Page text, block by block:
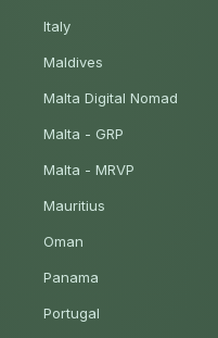
Italy
Maldives
Malta Digital Nomad
Malta - GRP
Malta - MRVP
Mauritius
Oman
Panama
Portugal